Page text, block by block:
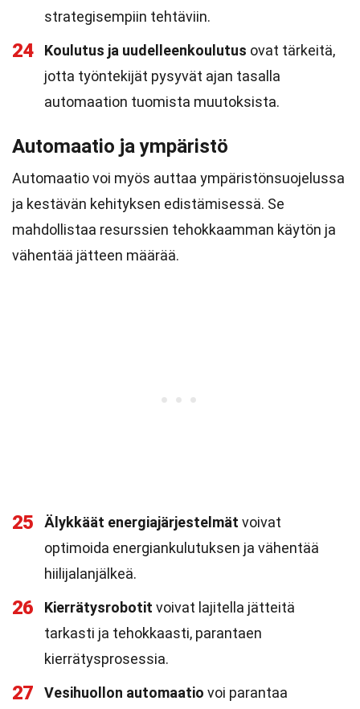
strategisempiin tehtäviin.
24 Koulutus ja uudelleenkoulutus ovat tärkeitä,
jotta työntekijät pysyvät ajan tasalla
automaation tuomista muutoksista.
Automaatio ja ympäristö
Automaatio voi myös auttaa ympäristönsuojelussa
ja kestävän kehityksen edistämisessä. Se
mahdollistaa resurssien tehokkaamman käytön ja
vähentää jätteen määrää.
25 Älykkäät energiajärjestelmät voivat
optimoida energiankulutuksen ja vähentää
hiilijalanjälkeä.
26 Kierrätysrobotit voivat lajitella jätteitä
tarkasti ja tehokkaasti, parantaen
kierrätysprosessia.
27 Vesihuollon automaatio voi parantaa